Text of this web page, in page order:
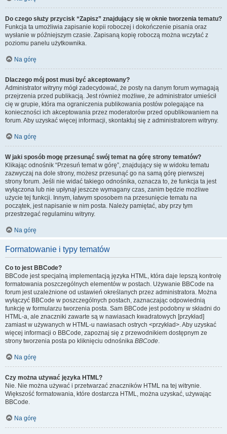
Do czego służy przycisk “Zapisz” znajdujący się w oknie tworzenia tematu?
Funkcja ta umożliwia zapisanie kopii roboczej i dokończenie pisania oraz
wysłanie w późniejszym czasie. Zapisaną kopię roboczą można wczytać z
poziomu panelu użytkownika.
Na górę
Dlaczego mój post musi być akceptowany?
Administrator witryny mógł zadecydować, że posty na danym forum wymagają
przejrzenia przed publikacją. Jest również możliwe, że administrator umieścił
cię w grupie, która ma ograniczenia publikowania postów polegające na
konieczności ich akceptowania przez moderatorów przed opublikowaniem na
forum. Aby uzyskać więcej informacji, skontaktuj się z administratorem witryny.
Na górę
W jaki sposób mogę przesunąć swój temat na górę strony tematów?
Klikając odnośnik “Przesuń temat w górę”, znajdujący się w widoku tematu
zazwyczaj na dole strony, możesz przesunąć go na samą górę pierwszej
strony forum. Jeśli nie widać takiego odnośnika, oznacza to, że funkcja ta jest
wyłączona lub nie upłynął jeszcze wymagany czas, zanim będzie możliwe
użycie tej funkcji. Innym, łatwym sposobem na przesunięcie tematu na
początek, jest napisanie w nim posta. Należy pamiętać, aby przy tym
przestrzegać regulaminu witryny.
Na górę
Formatowanie i typy tematów
Co to jest BBCode?
BBCode jest specjalną implementacją języka HTML, która daje lepszą kontrolę
formatowania poszczególnych elementów w postach. Używanie BBCode na
forum jest uzależnione od ustawień określanych przez administratora. Można
wyłączyć BBCode w poszczególnych postach, zaznaczając odpowiednią
funkcję w formularzu tworzenia posta. Sam BBCode jest podobny w składni do
HTML-a, ale znaczniki zawarte są w nawiasach kwadratowych [przykład]
zamiast w używanych w HTML-u nawiasach ostrych <przykład>. Aby uzyskać
więcej informacji o BBCode, zapoznaj się z przewodnikiem dostępnym ze
strony tworzenia posta po kliknięciu odnośnika BBCode.
Na górę
Czy można używać języka HTML?
Nie. Nie można używać i przetwarzać znaczników HTML na tej witrynie.
Większość formatowania, które dostarcza HTML, można uzyskać, używając
BBCode.
Na górę